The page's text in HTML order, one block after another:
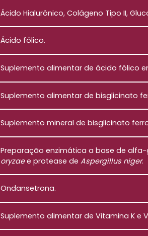
Ácido Hialurônico, Colágeno Tipo II,
Ácido fólico.
Suplemento alimentar de ácido fólico
Suplemento alimentar de bisglicinato
Suplemento mineral de bisglicinato
Preparação enzimática a base de
oryzaee protease deAspergillus niger.
Ondansetrona.
Suplemento alimentar de Vitamina K e